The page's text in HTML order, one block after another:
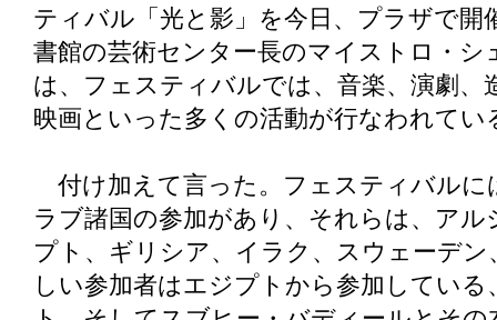
ティバル「光と影」を今日、プラザで開
書館の芸術センター長のマイストロ・
は、フェスティバルでは、音楽、演劇、
映画といった多くの活動が行なわれてい
付け加えて言った。フェスティバルに
ラブ諸国の参加があり、それらは、ア
プト、ギリシア、イラク、スウェーデ
しい参加者はエジプトから参加してい